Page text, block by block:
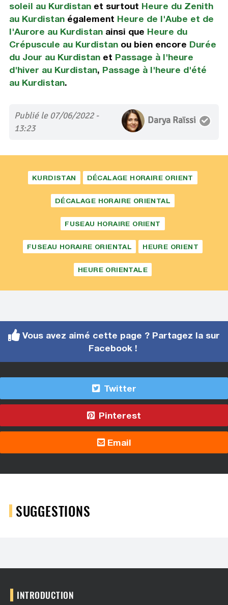
soleil au Kurdistanet surtout Heure du Zenith
au Kurdistanégalement Heure de l'Aube et de
l'Aurore au Kurdistanainsi que Heure du
Crépuscule au Kurdistanou bien encore Durée
du Jour au Kurdistanet Passage à l'heure
d'hiver au Kurdistan, Passage à l'heure d'été
au Kurdistan.
Publié le 07/06/2022 -
13:23
Darya Raïssi
KURDISTAN DÉCALAGE HORAIRE ORIENT
DÉCALAGE HORAIRE ORIENTAL
FUSEAU HORAIRE ORIENT
FUSEAU HORAIRE ORIENTAL HEURE ORIENT
HEURE ORIENTALE
Vous avez aimé cette page ? Partagez la sur
Facebook !
Twitter
Pinterest
Email
SUGGESTIONS
INTRODUCTION